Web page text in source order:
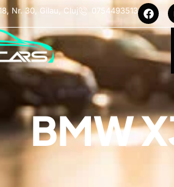
Nr. 30, Gilau, Cluj 0754493513
BMW